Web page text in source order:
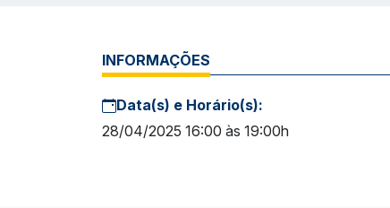
INFORMAÇÕES
Data(s) e Horário(s):
28/04/2025 16:00 às 19:00h